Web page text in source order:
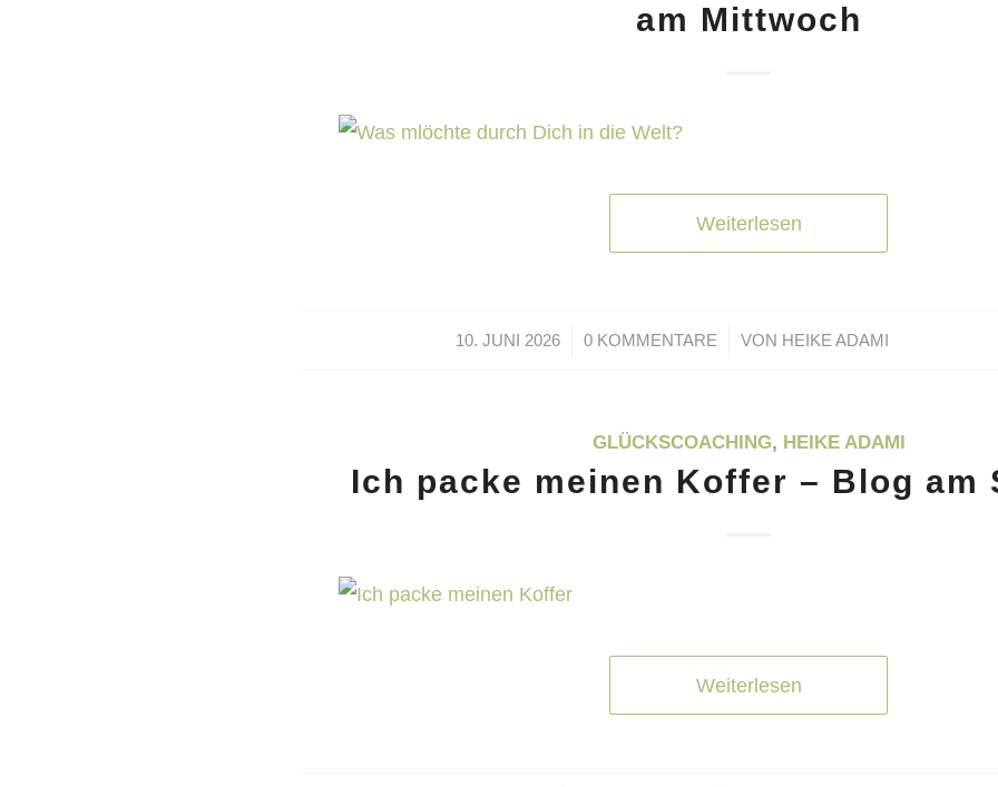
am Mittwoch
Weiterlesen
10. JUNI 2026
/ 0 KOMMENTARE
/ VON HEIKE ADAMI
GLÜCKSCOACHING, HEIKE ADAMI
Ich packe meinen Koffer – Blog am
Weiterlesen